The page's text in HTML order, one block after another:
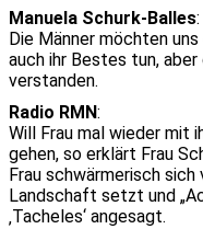
Manuela Schurk-Balles:
Die Männer möchten
auch ihr Bestes tun,
verstanden.
Radio RMN:
Will Frau mal wieder mit
gehen, so erklärt Frau
Frau schwärmerisch
Landschaft setzt und
‚Tacheles‘ angesagt.